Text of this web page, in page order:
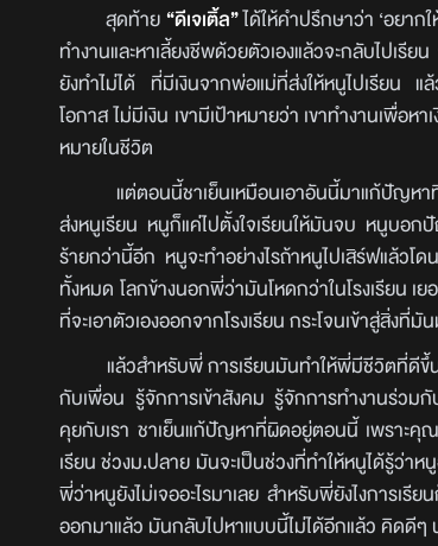
สุดท้าย“ดีเจเติ้ล”ได้ให้คำปรึกษาว่า ‘อยาก
ทำงานและหาเลี้ยงชีพด้วยตัวเองแล้วจะกลับไป
ยังทำไม่ได้ ที่มีเงินจากพ่อแม่ที่ส่งให้หนูไปเรียน แ
โอกาส ไม่มีเงิน เขามีเป้าหมายว่า เขาทำงานเพื่อห
หมายในชีวิต
แต่ตอนนี้ชาเย็นเหมือนเอาอันนี้มาแก้ปัญหาที่
ส่งหนูเรียน หนูก็แค่ไปตั้งใจเรียนให้มันจบ หนูบอ
ร้ายกว่านี้อีก หนูจะทำอย่างไรถ้าหนูไปเสิร์ฟแล้วโ
ทั้งหมด โลกข้างนอกพี่ว่ามันโหดกว่าในโรงเรียน
ที่จะเอาตัวเองออกจากโรงเรียน กระโจนเข้าสู่สิ่ง
แล้วสำหรับพี่ การเรียนมันทำให้พี่มีชีวิตที่ดีขึ้นได้
กับเพื่อน รู้จักการเข้าสังคม รู้จักการทำงานร่วมกั
คุยกับเรา ชาเย็นแก้ปัญหาที่ผิดอยู่ตอนนี้ เพราะคุ
เรียน ช่วงม.ปลาย มันจะเป็นช่วงที่ทำให้หนูได้รู้ว่า
พี่ว่าหนูยังไม่เจออะไรมาเลย สำหรับพี่ยังไงการเ
ออกมาแล้ว มันกลับไปหาแบบนี้ไม่ได้อีกแล้ว คิดดีๆ